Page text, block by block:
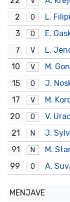
2
O L.
3 O
E.
7
V L.
10 V M.
15 O J.
17 V M.
20 O V.
21 N
J.
91
N
M.
99
O A.
MENJAVE